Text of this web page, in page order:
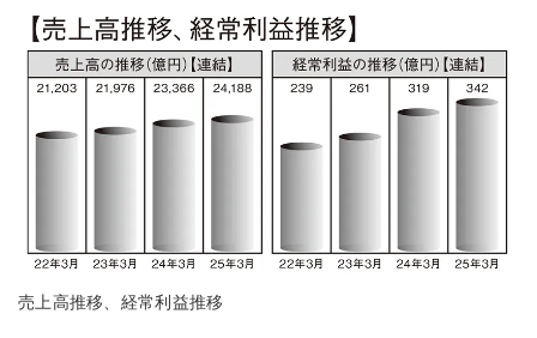
売上高推移、経常利益推移